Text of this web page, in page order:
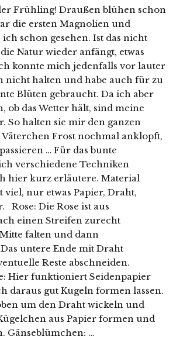
Frühling! Draußen blühen schon
die ersten Magnolien und
schon gesehen. Ist das nicht
Natur wieder anfängt, etwas
konnte mich jedenfalls vor lauter
nicht halten und habe auch für zu
Blüten gebraucht. Da ich aber
ob das Wetter hält, sind meine
So halten sie mir den ganzen
Frost nochmal anklopft,
… Für das bunte
verschiedene Techniken
hier kurz erläutere. Material
nur etwas Papier, Draht,
Rose: Die Rose ist aus
einen Streifen zurecht
falten und dann
untere Ende mit Draht
Reste abschneiden.
Hier funktioniert Seidenpapier
daraus gut Kugeln formen lassen.
um den Draht wickeln und
aus Papier formen und
Gänseblümchen: …